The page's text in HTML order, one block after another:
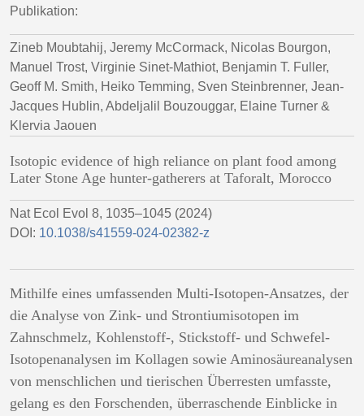
Publikation:
Zineb Moubtahij, Jeremy McCormack, Nicolas Bourgon,
Manuel Trost, Virginie Sinet-Mathiot, Benjamin T. Fuller,
Geoff M. Smith, Heiko Temming, Sven Steinbrenner, Jean-
Jacques Hublin, Abdeljalil Bouzouggar, Elaine Turner &
Klervia Jaouen
Isotopic evidence of high reliance on plant food among
Later Stone Age hunter-gatherers at Taforalt, Morocco
Nat Ecol Evol 8, 1035–1045 (2024)
DOI: 10.1038/s41559-024-02382-z
Mithilfe eines umfassenden Multi-Isotopen-Ansatzes, der
die Analyse von Zink- und Strontiumisotopen im
Zahnschmelz, Kohlenstoff-, Stickstoff- und Schwefel-
Isotopenanalysen im Kollagen sowie Aminosäureanalysen
von menschlichen und tierischen Überresten umfasste,
gelang es den Forschenden, überraschende Einblicke in